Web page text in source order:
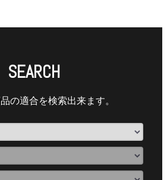
SEARCH
の適合を検索出来ます。